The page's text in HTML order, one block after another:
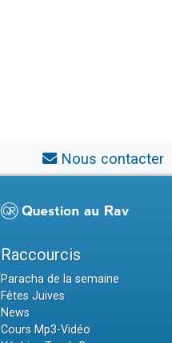
Nous contacter
Raccourcis
Paracha de la semaine
Fêtes Juives
News
Cours Mp3-Vidéo